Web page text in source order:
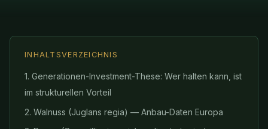
INHALTSVERZEICHNIS
1. Generationen-Investment-These: Wer halten kann, ist
im strukturellen Vorteil
2. Walnuss (Juglans regia) — Anbau-Daten Europa